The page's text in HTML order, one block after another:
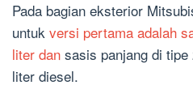
Pada bagian eksterior
untuk versi pertama adalah
liter dan sasis panjang di
liter diesel.